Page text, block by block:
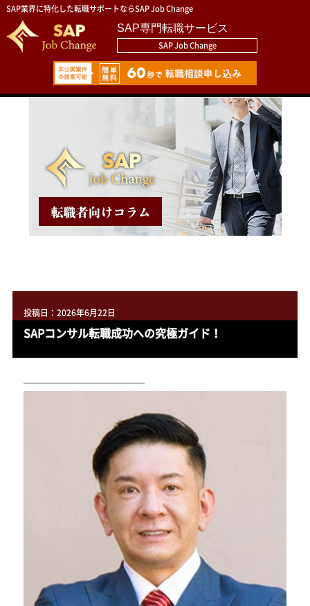
SAP業界に特化した転職サポートならSAP Job Change
SAP専門転職サービス
SAP Job Change
投稿日：2026年6月22日
SAPコンサル転職成功への究極ガイド！
————————————–